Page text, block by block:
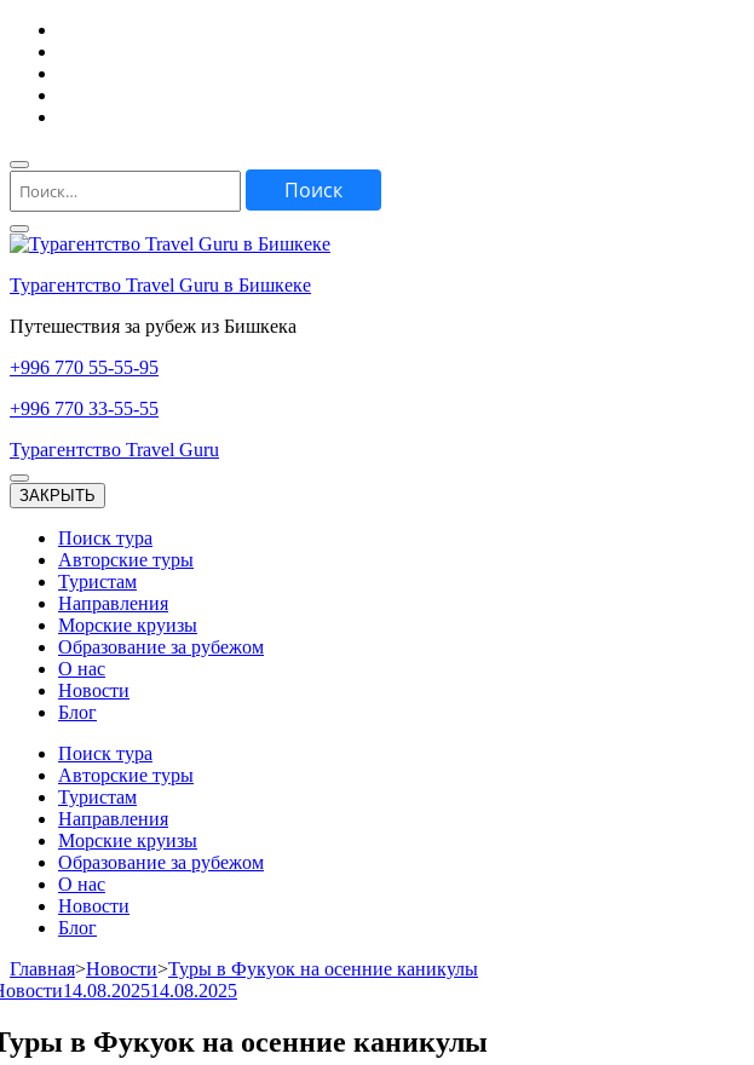
Перейти
содержимому
(нажмите
Enter)
Найти:
Турагентство Travel Guru в Бишкеке
Путешествия за рубеж из Бишкека
+996 770 55-55-95
+996 770 33-55-55
Турагентство Travel Guru
ЗАКРЫТЬ
Поиск тура
Авторские туры
Туристам
Направления
Морские круизы
Образование за рубежом
О нас
Новости
Блог
Поиск тура
Авторские туры
Туристам
Направления
Морские круизы
Образование за рубежом
О нас
Новости
Блог
Главная>Новости>Туры в Фукуок на осенние каникулы
14.08.202514.08.2025
в Фукуок на осенние каникулы